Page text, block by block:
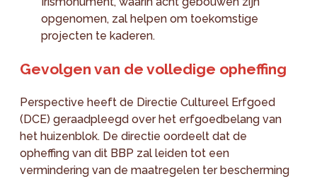
opgenomen, zal helpen om toekomstige
projecten te kaderen.
Gevolgen van de volledige opheffing
Perspective heeft de Directie Cultureel Erfgoed
(DCE) geraadpleegd over het erfgoedbelang van
het huizenblok. De directie oordeelt dat de
opheffing van dit BBP zal leiden tot een
vermindering van de maatregelen ter bescherming